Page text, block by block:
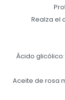
Realza el
Ácido
Aceite de rosa